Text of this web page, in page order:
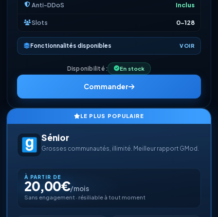
Anti-DDoS Inclus
Slots 0-128
Fonctionnalités disponibles VOIR
Disponibilité : En stock
Commander
LE PLUS POPULAIRE
Sénior
Grosses communautés, illimité. Meilleur rapport GMod.
À PARTIR DE
20,00€/mois
Sans engagement · résiliable à tout moment